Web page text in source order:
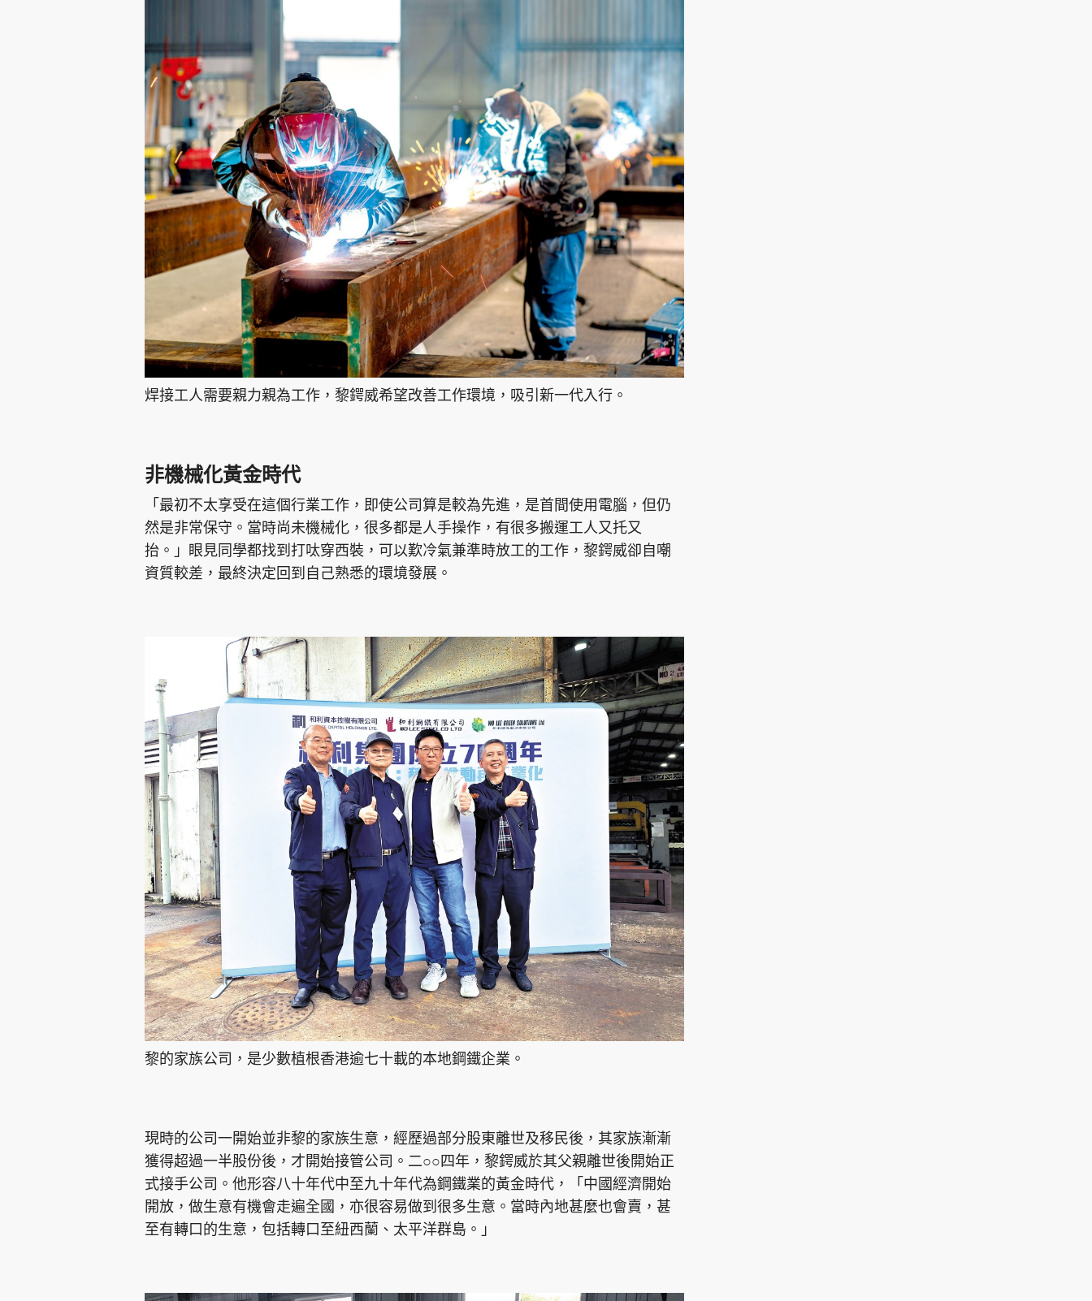
焊接工人需要親力親為工作，黎鍔威希望改善工作環境，吸引新一代入行。
非機械化黃金時代
「最初不太享受在這個行業工作，即使公司算是較為先進，是首間使用電腦，但仍
然是非常保守。當時尚未機械化，很多都是人手操作，有很多搬運工人又托又
抬。」眼見同學都找到打呔穿西裝，可以歎冷氣兼準時放工的工作，黎鍔威卻自嘲
資質較差，最終決定回到自己熟悉的環境發展。
黎的家族公司，是少數植根香港逾七十載的本地鋼鐵企業。
現時的公司一開始並非黎的家族生意，經歷過部分股東離世及移民後，其家族漸漸
獲得超過一半股份後，才開始接管公司。二○○四年，黎鍔威於其父親離世後開始正
式接手公司。他形容八十年代中至九十年代為鋼鐵業的黃金時代，「中國經濟開始
開放，做生意有機會走遍全國，亦很容易做到很多生意。當時內地甚麼也會賣，甚
至有轉口的生意，包括轉口至紐西蘭、太平洋群島。」